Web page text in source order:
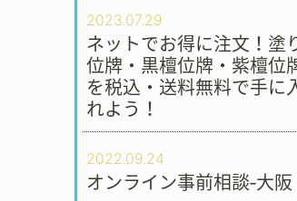
2023.07.29
ネットでお得に注文！塗
位牌・黒檀位牌・紫檀位
を税込・送料無料で手に
れよう！
2022.09.24
オンライン事前相談‐大阪